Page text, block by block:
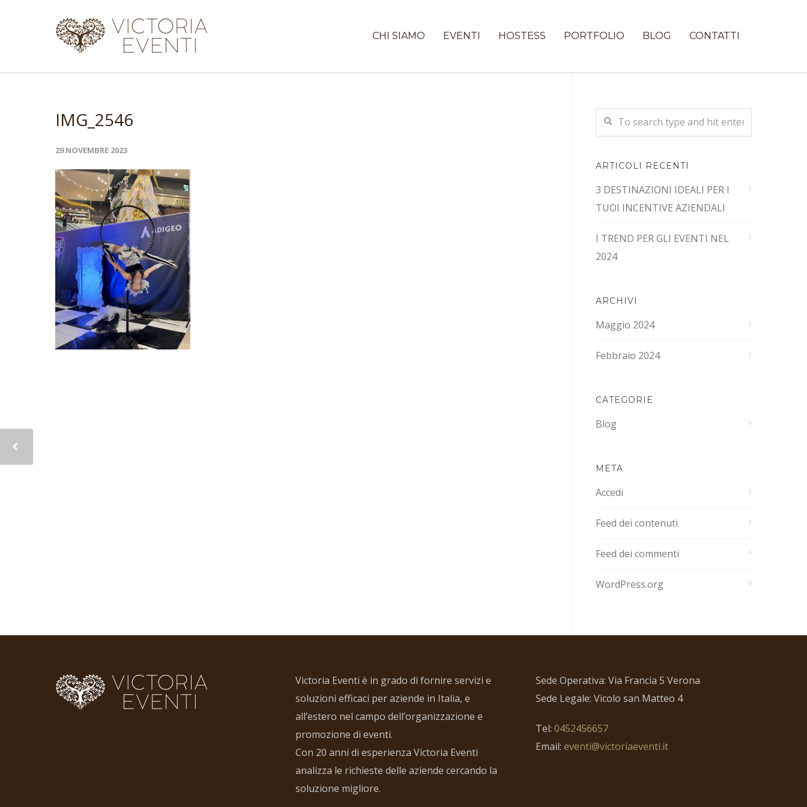
CHI SIAMO EVENTI HOSTESS PORTFOLIO BLOG CONTATTI
IMG_2546
29 NOVEMBRE 2023
ARTICOLI RECENTI
3 DESTINAZIONI IDEALI PER I
TUOI INCENTIVE AZIENDALI
I TREND PER GLI EVENTI NEL
2024
ARCHIVI
Maggio 2024
Febbraio 2024
CATEGORIE
Blog
META
Accedi
Feed dei contenuti
Feed dei commenti
WordPress.org
Victoria Eventi è in grado di fornire servizi e
soluzioni efficaci per aziende in Italia, e
all’estero nel campo dell’organizzazione e
promozione di eventi.
Con 20 anni di esperienza Victoria Eventi
analizza le richieste delle aziende cercando la
soluzione migliore.
Sede Operativa: Via Francia 5 Verona
Sede Legale: Vicolo san Matteo 4
Tel: 0452456657
Email: eventi@victoriaeventi.it